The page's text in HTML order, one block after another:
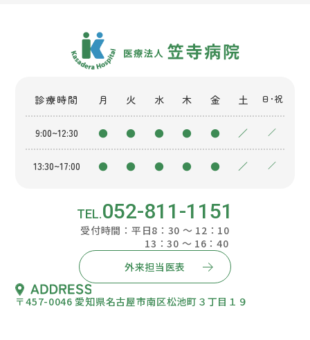
診療時間 月 火 水 木 金 土 日・祝
9:00~12:30 ● ● ● ● ● ／ ／
13:30~17:00 ● ● ● ● ● ／ ／
052-811-1151
受付時間：平日8：30 ～ 12：10
13：30 ～ 16：40
外来担当医表
〒457-0046 愛知県名古屋市南区松池町３丁目１９